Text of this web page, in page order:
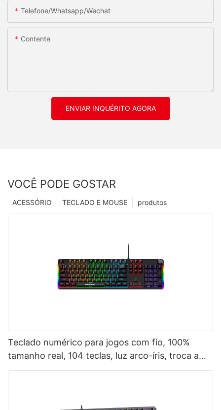
Telefone/whatsapp/wechat
Contente
ENVIAR INQUÉRITO AGORA
VOCÊ PODE GOSTAR
produtos
TECLADO E MOUSE
ACESSÓRIO
Teclado numérico para jogos com fio, 100%
tamanho real, 104 teclas, luz arco-íris, troca a
quente, IP68, à prova d'água, V500